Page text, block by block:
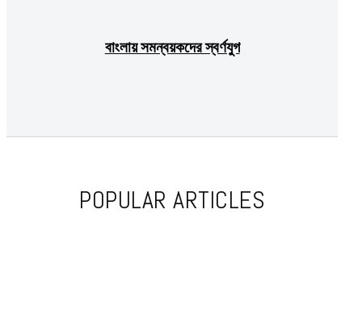
বাংলায় সমন্বয়কদের স্বর্ণযুগ
POPULAR ARTICLES